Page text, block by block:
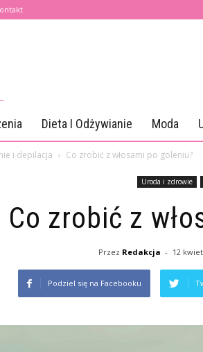
Dieta I Odżywianie Moda
i depilacja Co zrobić z włosami po goleniu?
Uroda i zdrowie
Co zrobić z
Przez Redakcja - 12
Podziel się na Facebooku